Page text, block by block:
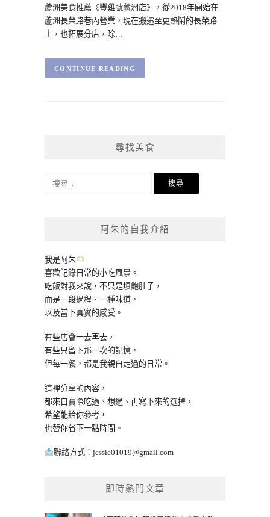
蘆洲美食推薦《豐雞號蘆洲店》，從2018年開始在
蘆洲長榮路巷內營業，現在搬遷至更熱鬧的長榮路
上，也拓展分店，除…
CONTINUE READING
尋找美食
阿朱的自我介紹
我是阿朱
喜歡記錄日常的小吃風景。
吃飯對我來說，不只是填飽肚子，
而是一段過程、一種味道，
以及當下真實的感受。
有些店會一去再去，
有些只留下那一次的記憶，
但每一餐，都是我親自走過的日常。
這裡分享的內容，
都來自實際吃過、想過、再寫下來的選擇，
希望能給你參考，
也替你省下一點時間。
聯絡方式： jessie01019@gmail.com
即時熱門文章